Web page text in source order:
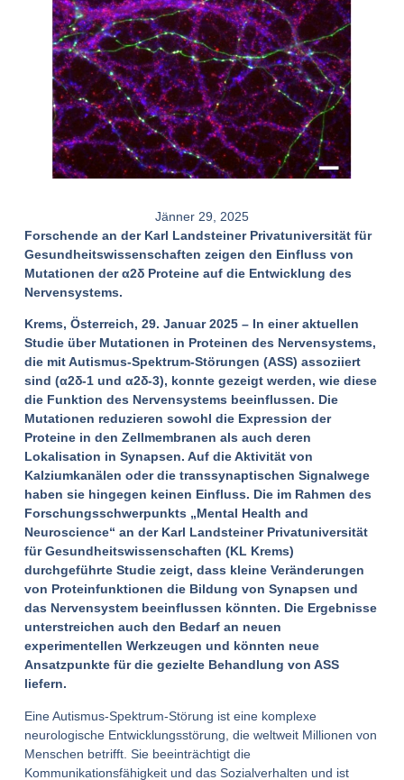
Jänner 29, 2025
Forschende an der Karl Landsteiner Privatuniversität für
Gesundheitswissenschaften zeigen den Einfluss von
Mutationen der α2δ Proteine auf die Entwicklung des
Nervensystems.
Krems, Österreich, 29. Januar 2025 – In einer aktuellen
Studie über Mutationen in Proteinen des Nervensystems,
die mit Autismus-Spektrum-Störungen (ASS) assoziiert
sind (α2δ-1 und α2δ-3), konnte gezeigt werden, wie diese
die Funktion des Nervensystems beeinflussen. Die
Mutationen reduzieren sowohl die Expression der
Proteine in den Zellmembranen als auch deren
Lokalisation in Synapsen. Auf die Aktivität von
Kalziumkanälen oder die transsynaptischen Signalwege
haben sie hingegen keinen Einfluss. Die im Rahmen des
Forschungsschwerpunkts „Mental Health and
Neuroscience“ an der Karl Landsteiner Privatuniversität
für Gesundheitswissenschaften (KL Krems)
durchgeführte Studie zeigt, dass kleine Veränderungen
von Proteinfunktionen die Bildung von Synapsen und
das Nervensystem beeinflussen könnten. Die Ergebnisse
unterstreichen auch den Bedarf an neuen
experimentellen Werkzeugen und könnten neue
Ansatzpunkte für die gezielte Behandlung von ASS
liefern.
Eine Autismus-Spektrum-Störung ist eine komplexe
neurologische Entwicklungsstörung, die weltweit Millionen von
Menschen betrifft. Sie beeinträchtigt die
Kommunikationsfähigkeit und das Sozialverhalten und ist